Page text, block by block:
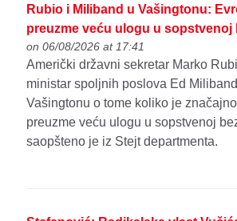
Rubio i Miliband u Vašingtonu:
preuzme veću ulogu u sopstvenoj
on 06/08/2026 at 17:41
Američki državni sekretar Marko
ministar spoljnih poslova Ed
Vašingtonu o tome koliko je
preuzme veću ulogu u sopstvenoj
saopšteno je iz Stejt departmenta.